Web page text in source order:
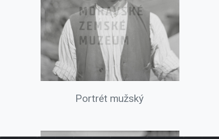
Portrét mužský